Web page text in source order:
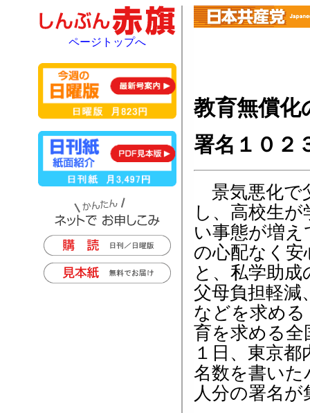
教育無償化
署名１０２
景気悪化で
し、高校生
い事態が増
の心配なく
と、私学助
父母負担軽減
などを求め
育を求める全
１日、東京
名数を書いた
人分の署名
ページトップへ